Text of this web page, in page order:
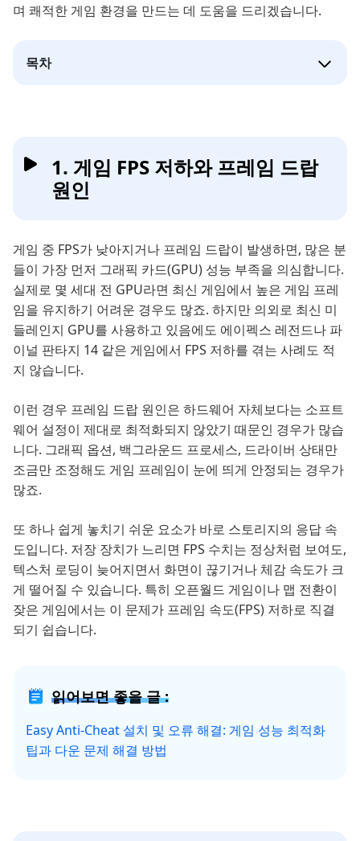
며 쾌적한 게임 환경을 만드는 데 도움을 드리겠습니다.
목차
1. 게임 FPS 저하와 프레임 드랍
원인
게임 중 FPS가 낮아지거나 프레임 드랍이 발생하면, 많은 분
들이 가장 먼저 그래픽 카드(GPU) 성능 부족을 의심합니다.
실제로 몇 세대 전 GPU라면 최신 게임에서 높은 게임 프레
임을 유지하기 어려운 경우도 많죠. 하지만 의외로 최신 미
들레인지 GPU를 사용하고 있음에도 에이펙스 레전드나 파
이널 판타지 14 같은 게임에서 FPS 저하를 겪는 사례도 적
지 않습니다.
이런 경우 프레임 드랍 원인은 하드웨어 자체보다는 소프트
웨어 설정이 제대로 최적화되지 않았기 때문인 경우가 많습
니다. 그래픽 옵션, 백그라운드 프로세스, 드라이버 상태만
조금만 조정해도 게임 프레임이 눈에 띄게 안정되는 경우가
많죠.
또 하나 쉽게 놓치기 쉬운 요소가 바로 스토리지의 응답 속
도입니다. 저장 장치가 느리면 FPS 수치는 정상처럼 보여도,
텍스처 로딩이 늦어지면서 화면이 끊기거나 체감 속도가 크
게 떨어질 수 있습니다. 특히 오픈월드 게임이나 맵 전환이
잦은 게임에서는 이 문제가 프레임 속도(FPS) 저하로 직결
되기 쉽습니다.
읽어보면 좋을 글 :
Easy Anti-Cheat 설치 및 오류 해결: 게임 성능 최적화
팁과 다운 문제 해결 방법